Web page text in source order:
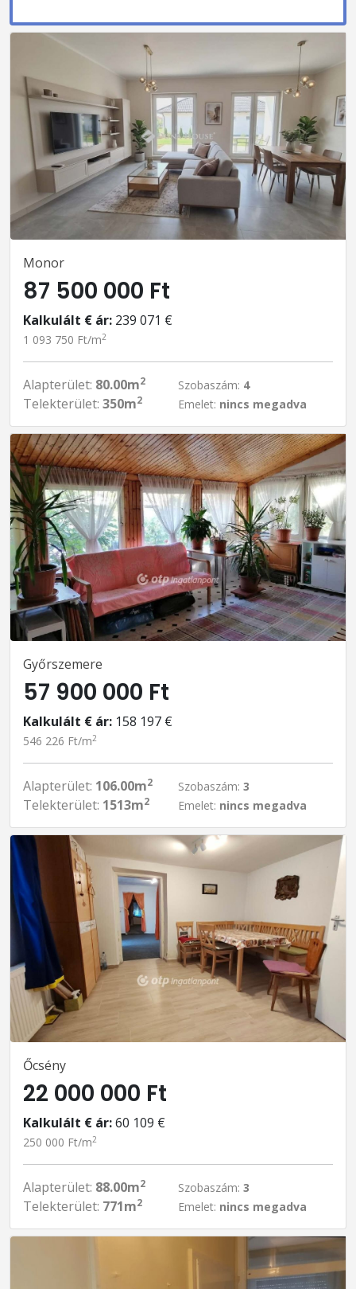
Monor
87 500 000 Ft
Kalkulált € ár: 239 071 €
1 093 750 Ft/m2
Alapterület: 80.00m2
Telekterület: 350m2
Szobaszám: 4
Emelet: nincs megadva
Győrszemere
57 900 000 Ft
Kalkulált € ár: 158 197 €
546 226 Ft/m2
Alapterület: 106.00m2
Telekterület: 1513m2
Szobaszám: 3
Emelet: nincs megadva
Őcsény
22 000 000 Ft
Kalkulált € ár:60 109 €
250 000 Ft/m2
Alapterület: 88.00m2
Telekterület: 771m2
Szobaszám: 3
Emelet: nincs megadva